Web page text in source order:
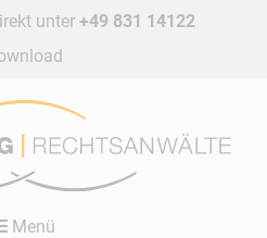
unter +49 831 14122
Navigation
Menü